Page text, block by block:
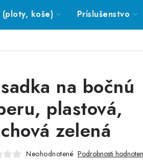
koše) Príslušenstvo
na bočnú
plastová,
zelená
Neohodnotené Podrobnosti